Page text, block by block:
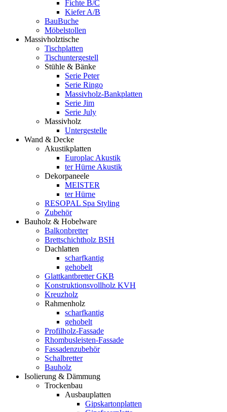
Fichte B/C
Kiefer A/B
BauBuche
Möbelstollen
Massivholztische
Tischplatten
Tischuntergestell
Stühle & Bänke
Serie Peter
Serie Ringo
Massivholz-Bankplatten
Serie Jim
Serie July
Massivholz
Untergestelle
Wand & Decke
Akustikplatten
Europlac Akustik
ter Hürne Akustik
Dekorpaneele
MEISTER
ter Hürne
RESOPAL Spa Styling
Zubehör
Bauholz & Hobelware
Balkonbretter
Brettschichtholz BSH
Dachlatten
scharfkantig
gehobelt
Glattkantbretter GKB
Konstruktionsvollholz KVH
Kreuzholz
Rahmenholz
scharfkantig
gehobelt
Profilholz-Fassade
Rhombusleisten-Fassade
Fassadenzubehör
Schalbretter
Bauholz
Isolierung & Dämmung
Trockenbau
Ausbauplatten
Gipskartonplatten